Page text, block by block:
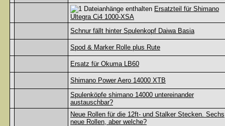
Ersatzteil für Shimano
Ultegra Ci4 1000-XSA
Schnur fällt hinter Spulenkopf Daiwa Basia
Spod & Marker Rolle plus Rute
Ersatz für Okuma LB60
Shimano Power Aero 14000 XTB
Spulenköpfe shimano 14000 untereinander
austauschbar?
Neue Rollen für die 12ft- und Stalker Stecken. Sechs
neue Rollen, aber welche?